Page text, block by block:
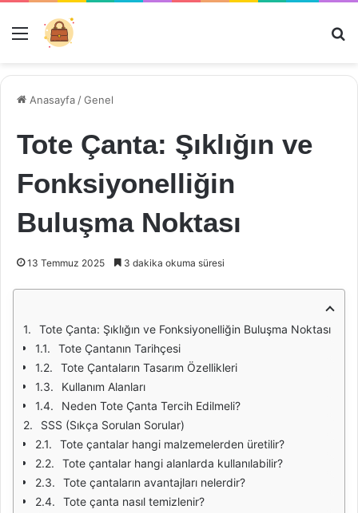
Menü
Anasayfa /Genel
Tote Çanta: Şıklığın ve
Fonksiyonelliğin
Buluşma Noktası
13 Temmuz 2025 3 dakika okuma süresi
Tote Çanta: Şıklığın ve Fonksiyonelliğin Buluşma Noktası
Tote Çantanın Tarihçesi
Tote Çantaların Tasarım Özellikleri
Kullanım Alanları
Neden Tote Çanta Tercih Edilmeli?
SSS (Sıkça Sorulan Sorular)
Tote çantalar hangi malzemelerden üretilir?
Tote çantalar hangi alanlarda kullanılabilir?
Tote çantaların avantajları nelerdir?
Tote çanta nasıl temizlenir?